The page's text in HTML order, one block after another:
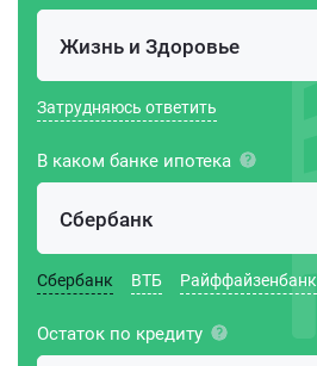
Жизнь и Здоровье
Затрудняюсь ответить
В каком банке ипотека
Сбербанк
Сбербанк ВТБ Райффайзенбанк
Остаток по кредиту